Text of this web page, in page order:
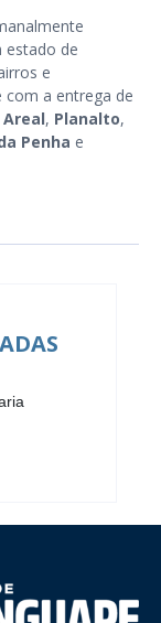
estado de
e
com a entrega de
Areal, Planalto,
Penha e